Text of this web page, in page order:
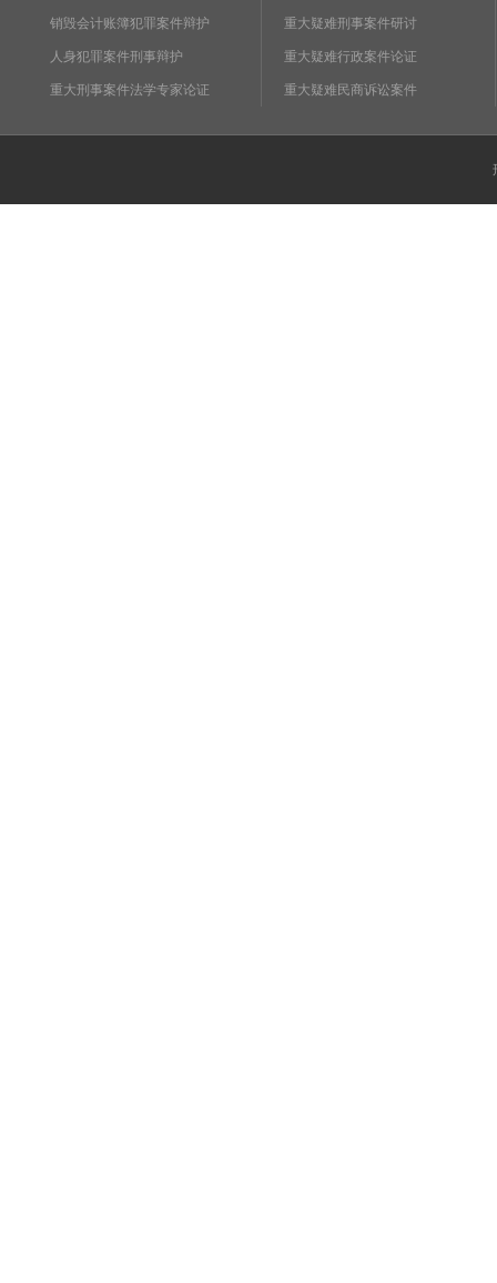
销毁会计账簿犯罪案件辩护
人身犯罪案件刑事辩护
重大刑事案件法学专家论证
重大疑难刑事案件研讨
重大疑难行政案件论证
重大疑难民商诉讼案件